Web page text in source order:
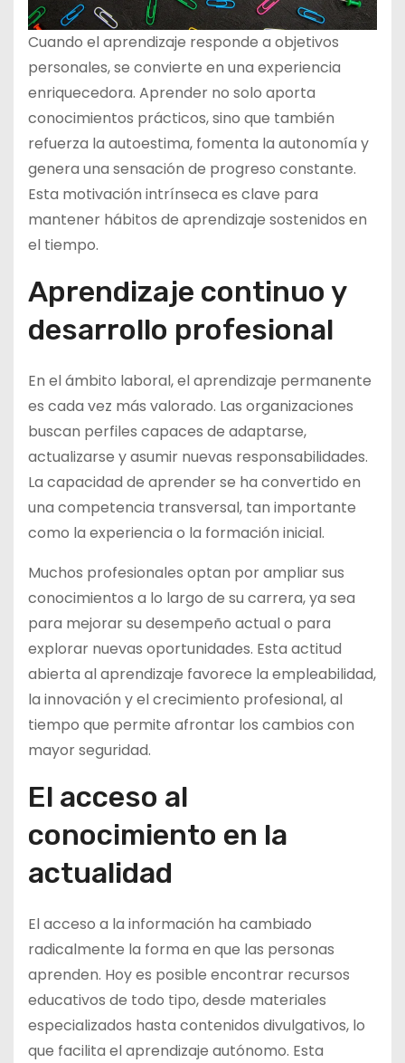
Cuando el aprendizaje responde a objetivos
personales, se convierte en una experiencia
enriquecedora. Aprender no solo aporta
conocimientos prácticos, sino que también
refuerza la autoestima, fomenta la autonomía y
genera una sensación de progreso constante.
Esta motivación intrínseca es clave para
mantener hábitos de aprendizaje sostenidos en
el tiempo.
Aprendizaje continuo y
desarrollo profesional
En el ámbito laboral, el aprendizaje permanente
es cada vez más valorado. Las organizaciones
buscan perfiles capaces de adaptarse,
actualizarse y asumir nuevas responsabilidades.
La capacidad de aprender se ha convertido en
una competencia transversal, tan importante
como la experiencia o la formación inicial.
Muchos profesionales optan por ampliar sus
conocimientos a lo largo de su carrera, ya sea
para mejorar su desempeño actual o para
explorar nuevas oportunidades. Esta actitud
abierta al aprendizaje favorece la empleabilidad,
la innovación y el crecimiento profesional, al
tiempo que permite afrontar los cambios con
mayor seguridad.
El acceso al
conocimiento en la
actualidad
El acceso a la información ha cambiado
radicalmente la forma en que las personas
aprenden. Hoy es posible encontrar recursos
educativos de todo tipo, desde materiales
especializados hasta contenidos divulgativos, lo
que facilita el aprendizaje autónomo. Esta